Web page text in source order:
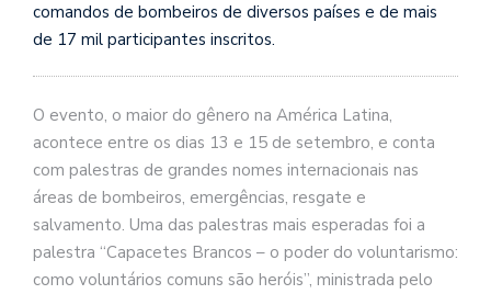
comandos de bombeiros de diversos países e de mais
de 17 mil participantes inscritos.
O evento, o maior do gênero na América Latina,
acontece entre os dias 13 e 15 de setembro, e conta
com palestras de grandes nomes internacionais nas
áreas de bombeiros, emergências, resgate e
salvamento. Uma das palestras mais esperadas foi a
palestra “Capacetes Brancos – o poder do voluntarismo:
como voluntários comuns são heróis”, ministrada pelo